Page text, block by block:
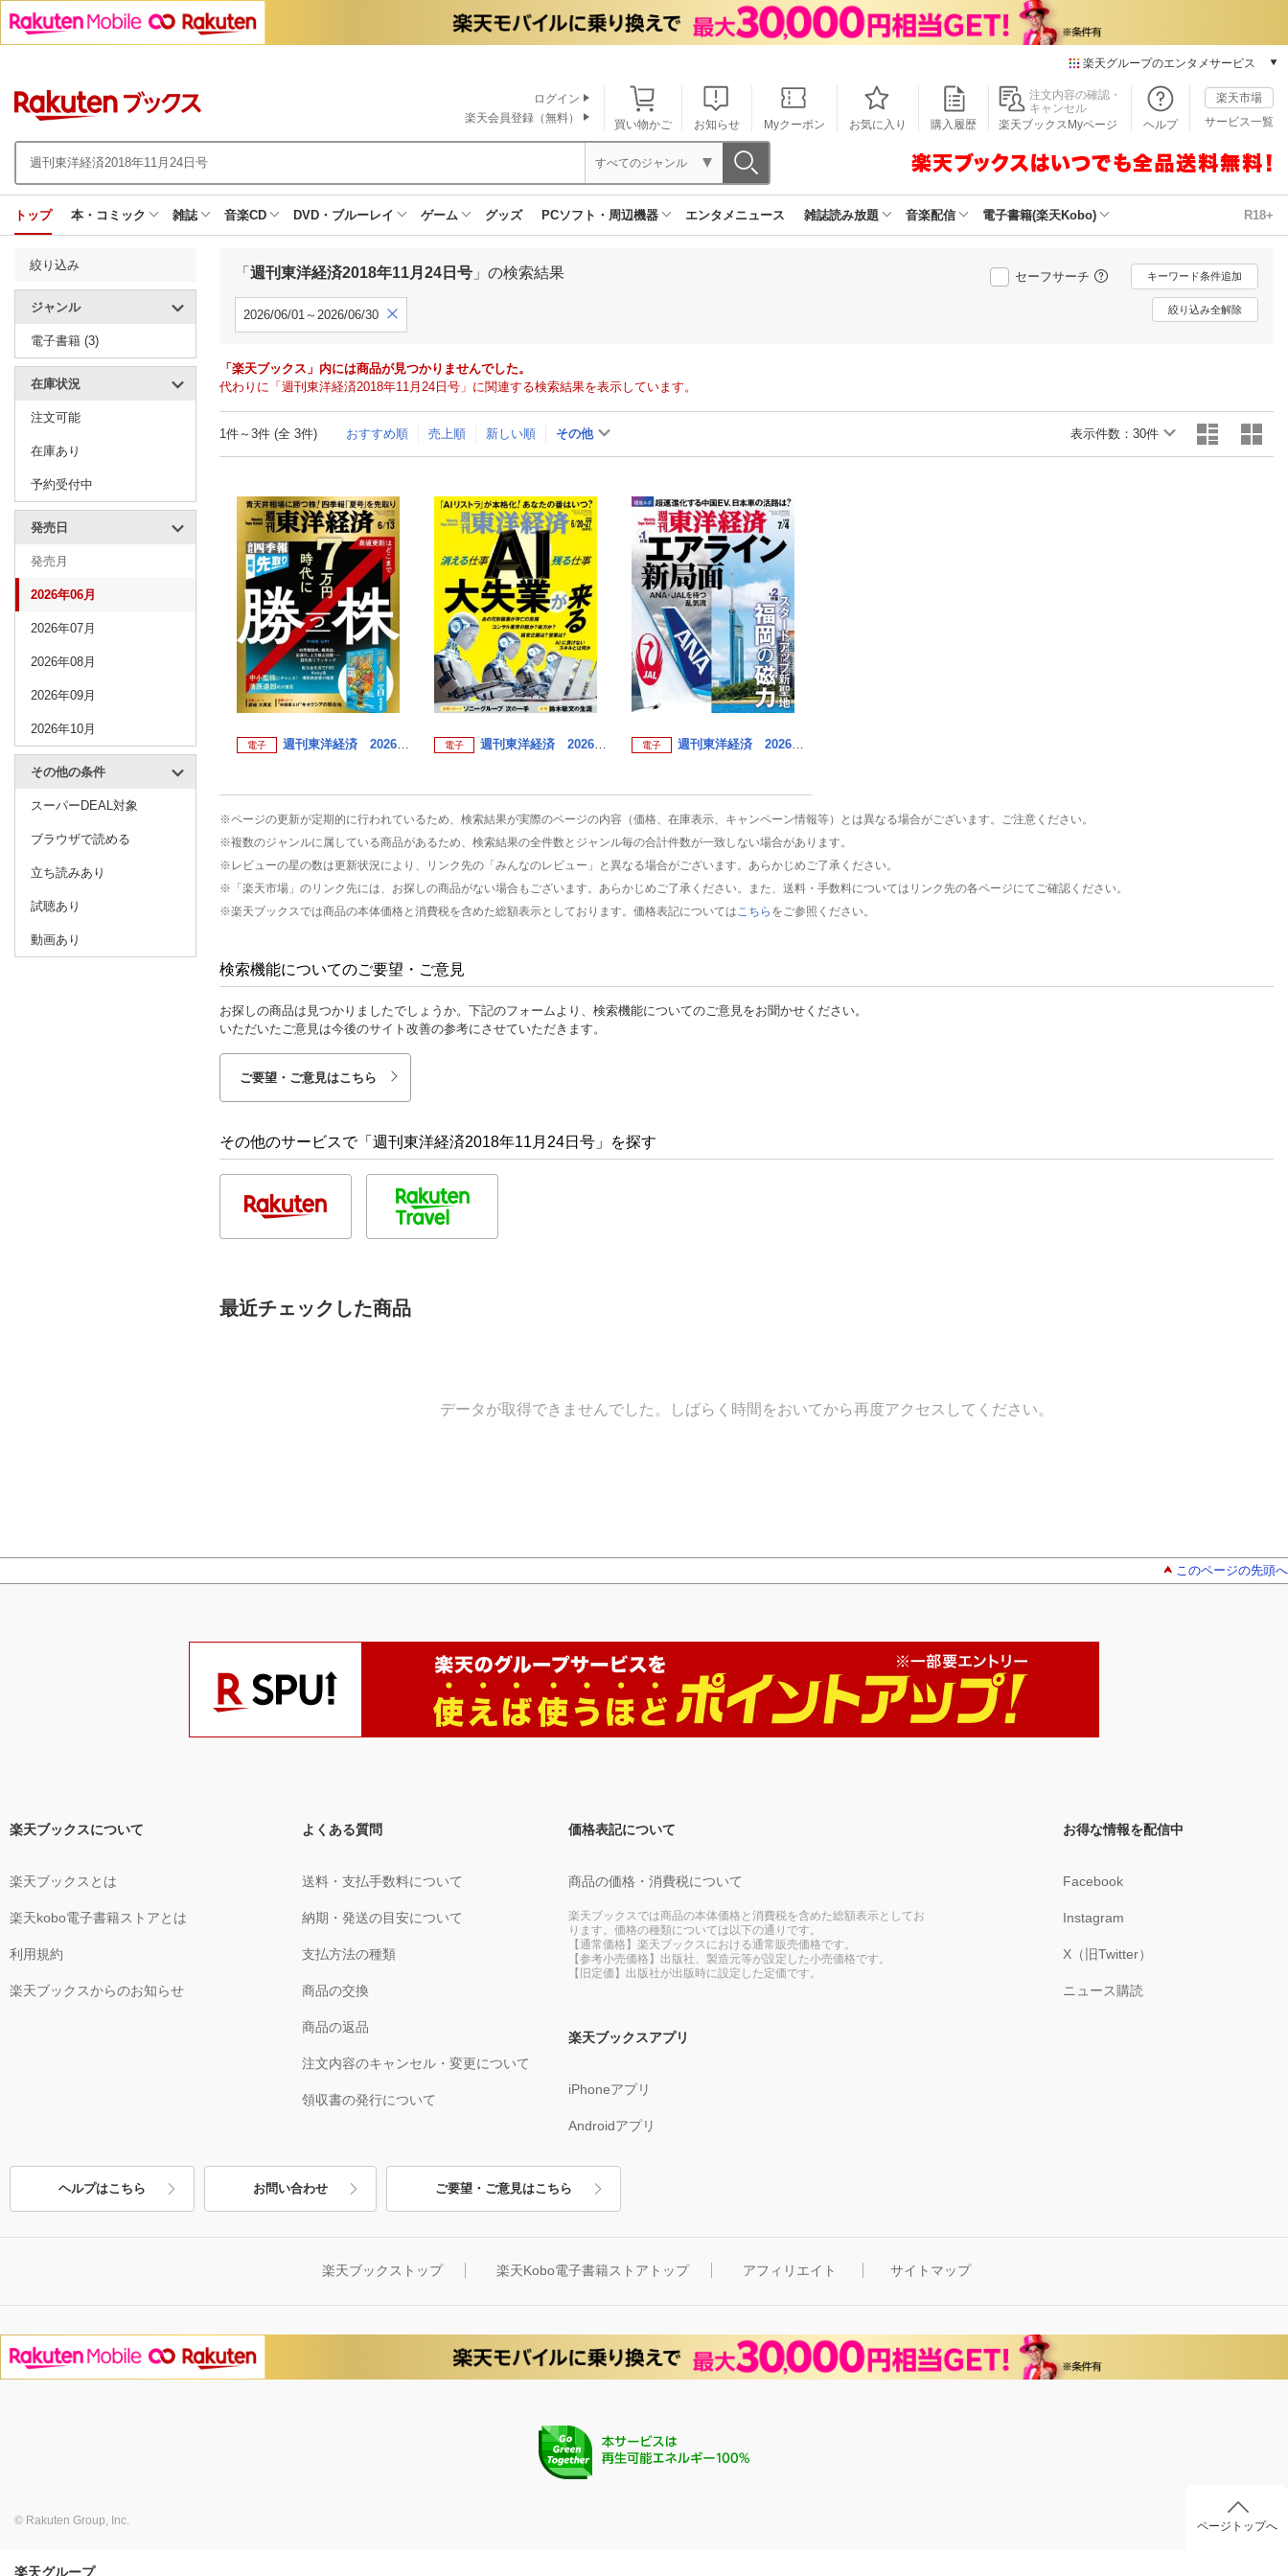
楽天グループのエンタメサービス
本/ゲーム/CD/DVD
楽天ブックス
楽天Kobo
動画配信
楽天TV
動画配信ガイド
チケット
楽天チケット
エンタメニュース
買い物かご お知らせ Myクーポン お気に入り 購入履歴
注文内容の確認・
キャンセル
楽天ブックスMyページ
ヘルプ
楽天市場
サービス一覧
ログイン
楽天会員登録（無料）
すべてのジャンル
トップ 本・コミック 雑誌 音楽CD DVD・ブルーレイ ゲーム グッズ PCソフト・周辺機器 エンタメニュース 雑誌読み放題 音楽配信 電子書籍(楽天Kobo) R18+
絞り込み
ジャンル
電子書籍 (3)
在庫状況
注文可能
在庫あり
予約受付中
発売日
発売月
2026年06月
2026年07月
2026年08月
2026年09月
2026年10月
その他の条件
スーパーDEAL対象
ブラウザで読める
立ち読みあり
試聴あり
動画あり
「 週刊東洋経済2018年11月24日号 」の検索結果 セーフサーチ キーワード条件追加
2026/06/01～2026/06/30 絞り込み全解除
「楽天ブックス」内には商品が見つかりませんでした。
代わりに「週刊東洋経済2018年11月24日号」に関連する検索結果を表示しています。
1件～3件 (全 3件) おすすめ順 売上順 新しい順 その他 表示件数： 30件
電子 週刊東洋経済 2026年6月13日号 電子 週刊東洋経済 2026年6月20日・27日合併号 電子 週刊東洋経済 2026年7月4日号
※ページの更新が定期的に行われているため、検索結果が実際のページの内容（価格、在庫表示、キャンペーン情報等）とは異なる場合がございます。ご注意ください。
※複数のジャンルに属している商品があるため、検索結果の全件数とジャンル毎の合計件数が一致しない場合があります。
※レビューの星の数は更新状況により、リンク先の「みんなのレビュー」と異なる場合がございます。あらかじめご了承ください。
※「楽天市場」のリンク先には、お探しの商品がない場合もございます。あらかじめご了承ください。また、送料・手数料についてはリンク先の各ページにてご確認ください。
※楽天ブックスでは商品の本体価格と消費税を含めた総額表示としております。価格表記については こちら をご参照ください。
検索機能についてのご要望・ご意見
お探しの商品は見つかりましたでしょうか。下記のフォームより、検索機能についてのご意見をお聞かせください。
いただいたご意見は今後のサイト改善の参考にさせていただきます。
ご要望・ご意見はこちら
その他のサービスで「週刊東洋経済2018年11月24日号」を探す
最近チェックした商品
データが取得できませんでした。しばらく時間をおいてから再度アクセスしてください。
このページの先頭へ
楽天ブックスについて
楽天ブックスとは
楽天kobo電子書籍ストアとは
利用規約
楽天ブックスからのお知らせ
よくある質問
送料・支払手数料について
納期・発送の目安について
支払方法の種類
商品の交換
商品の返品
注文内容のキャンセル・変更について
領収書の発行について
価格表記について
商品の価格・消費税について
楽天ブックスでは商品の本体価格と消費税を含めた総額表示としてお
ります。価格の種類については以下の通りです。
【通常価格】楽天ブックスにおける通常販売価格です。
【参考小売価格】出版社、製造元等が設定した小売価格です。
【旧定価】出版社が出版時に設定した定価です。
楽天ブックスアプリ
iPhoneアプリ
Androidアプリ
お得な情報を配信中
Facebook
Instagram
X（旧Twitter）
ニュース購読
ヘルプはこちら お問い合わせ ご要望・ご意見はこちら
楽天ブックストップ 楽天Kobo電子書籍ストアトップ アフィリエイト サイトマップ
© Rakuten Group, Inc. ページトップへ
楽天グループ